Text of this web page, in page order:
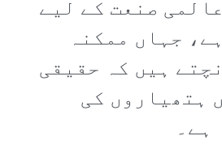
صنعت کے لیے
جہاں ممکنہ
ہیں کہ حقیقی
ہتھیاروں کی
ہے۔